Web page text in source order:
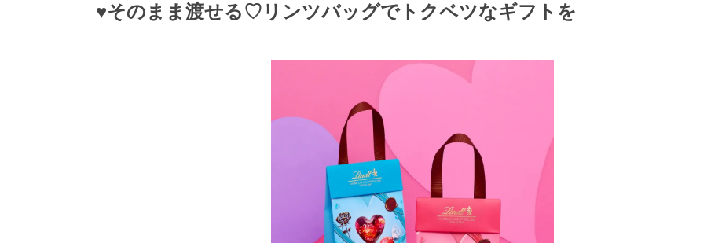
♥そのまま渡せる♡リンツバッグでトクベツなギフトを